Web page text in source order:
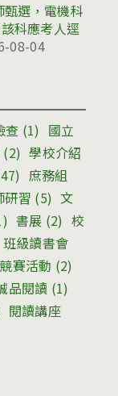
選，電機科
科應考人逕
08-04
查 (1) 國立
(2) 學校介紹
庶務組
研習 (5) 文
書展 (2) 校
班級讀書會
競賽活動 (2)
品閱讀 (1)
閱讀講座